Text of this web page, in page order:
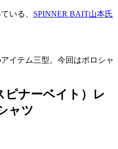
いる、 SPINNER BAIT山本氏
イテム三型。今回はポロシャ
ピナーベイト）レ
ャツ